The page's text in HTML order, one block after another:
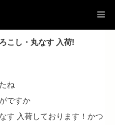
こし・丸なす 入荷!
ね
ですか
す 入荷しております！かつ